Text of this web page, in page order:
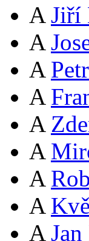
A Jiří
A
A
A
A
A
A
A
A